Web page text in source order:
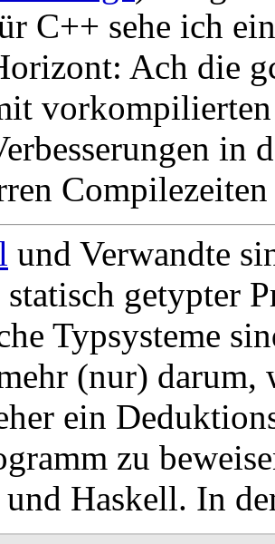
C++ sehe ich
Ach die
vorkompilierten
in
und Verwandte
getypter
Typsysteme
(nur)
ein
zu
Haskell. In